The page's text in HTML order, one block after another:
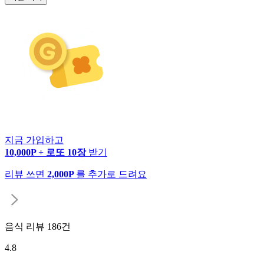
지금 가입하고
10,000P + 로또 10장 받기
리뷰 쓰면 2,000P 를 추가로 드려요
음식 리뷰 186건
4.8